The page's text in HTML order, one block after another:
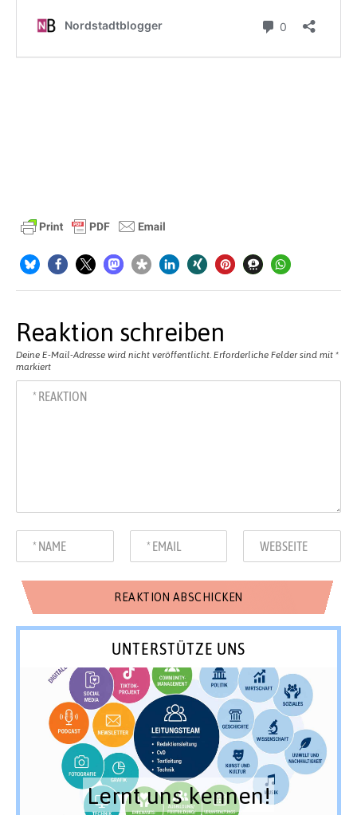
Reaktion schreiben
Deine E-Mail-Adresse wird nicht veröffentlicht. Erforderliche Felder sind mit *
markiert
UNTERSTÜTZE UNS
Lernt uns kennen!